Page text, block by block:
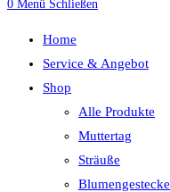
0 Menü Schließen
Home
Service & Angebot
Shop
Alle Produkte
Muttertag
Sträuße
Blumengestecke